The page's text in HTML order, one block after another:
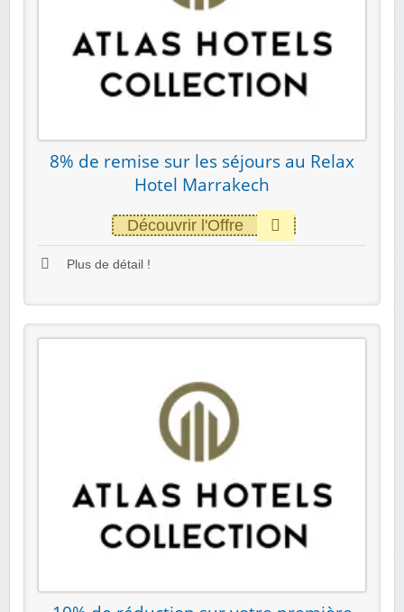
8% de remise sur les séjours au Relax
Hotel Marrakech
Découvrir l'Offre
Plus de détail !